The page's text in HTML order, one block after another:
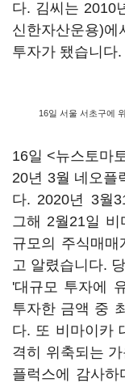
다. 김씨는 2010
신한자산운용)
투자가 됐습니다.
16일 서울 서초구에
16일 <뉴스토마
20년 3월 네오플
다. 2020년 3월
그해 2월21일 비
규모의 주식매
고 알렸습니다.
'대규모 투자에
투자한 금액 중
다. 또 비마이카
격히 위축되는
플럭스에 감사